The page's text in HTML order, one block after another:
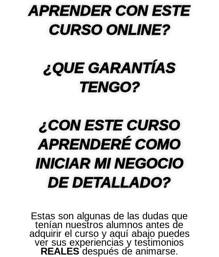
APRENDER CON ESTE
CURSO ONLINE?
¿QUE GARANTÍAS
TENGO?
¿CON ESTE CURSO
APRENDERÉ COMO
INICIAR MI NEGOCIO
DE DETALLADO?
Estas son algunas de las dudas que
tenían nuestros alumnos antes de
adquirir el curso y aquí abajo puedes
ver sus experiencias y testimonios
REALESdespués de animarse.